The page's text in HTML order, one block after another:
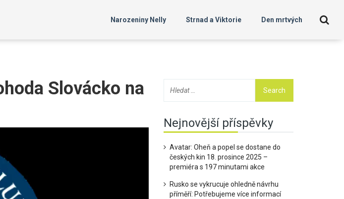
Narozeniny Nelly Strnad a Viktorie Den mrtvých
Slovácko na
Nejnovější příspěvky
Avatar: Oheň a popel se dostane do
českých kin 18. prosince 2025 –
premiéra s 197 minutami akce
Rusko se vykrucuje ohledně návrhu
příměří: Potřebujeme více informací